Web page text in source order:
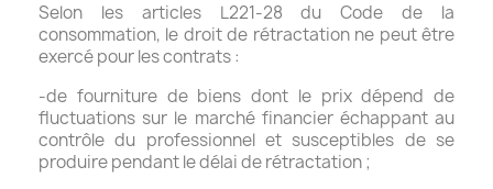
Selon les articles L221-28 du Code de la
consommation, le droit de rétractation ne peut être
exercé pour les contrats :
-de fourniture de biens dont le prix dépend de
fluctuations sur le marché financier échappant au
contrôle du professionnel et susceptibles de se
produire pendant le délai de rétractation ;